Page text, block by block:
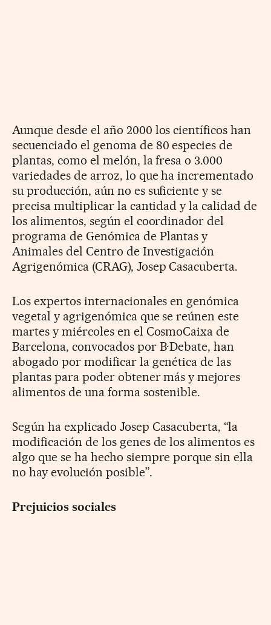
Aunque desde el año 2000 los científicos han
secuenciado el genoma de 80 especies de
plantas, como el melón, la fresa o 3.000
variedades de arroz, lo que ha incrementado
su producción, aún no es suficiente y se
precisa multiplicar la cantidad y la calidad de
los alimentos, según el coordinador del
programa de Genómica de Plantas y
Animales del Centro de Investigación
Agrigenómica (CRAG), Josep Casacuberta.
Los expertos internacionales en genómica
vegetal y agrigenómica que se reúnen este
martes y miércoles en el CosmoCaixa de
Barcelona, convocados por B·Debate, han
abogado por modificar la genética de las
plantas para poder obtener más y mejores
alimentos de una forma sostenible.
Según ha explicado Josep Casacuberta, “la
modificación de los genes de los alimentos es
algo que se ha hecho siempre porque sin ella
no hay evolución posible”.
Prejuicios sociales